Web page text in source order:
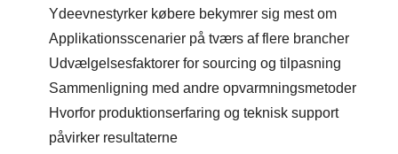
Ydeevnestyrker købere bekymrer sig mest om
Applikationsscenarier på tværs af flere brancher
Udvælgelsesfaktorer for sourcing og tilpasning
Sammenligning med andre opvarmningsmetoder
Hvorfor produktionserfaring og teknisk support
påvirker resultaterne